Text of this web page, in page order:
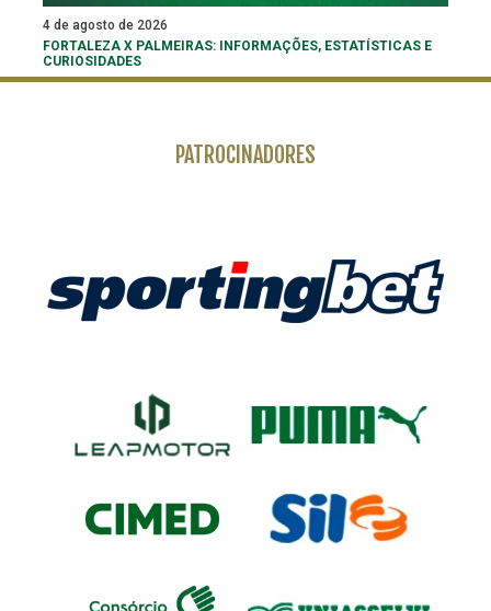
4 de agosto de 2026
FORTALEZA X PALMEIRAS: INFORMAÇÕES, ESTATÍSTICAS E
CURIOSIDADES
PATROCINADORES